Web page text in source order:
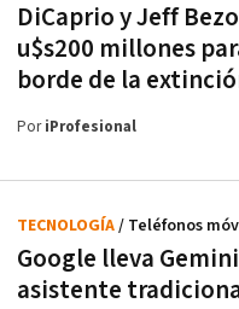
DiCaprio y Jeff
u$s200 millones
borde de la
PoriProfesional
Google lleva
asistente
TECNOLOGÍA/ Teléfonos